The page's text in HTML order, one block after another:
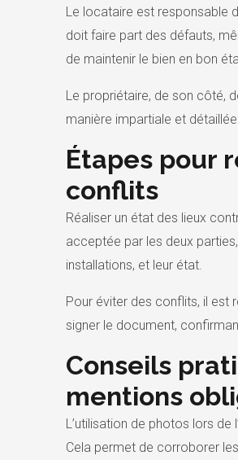
Le locataire est responsable
doit faire part des défauts,
de maintenir le bien en bon
Le propriétaire, de son côté,
manière impartiale et
Étapes pour
conflits
Réaliser un état des lieux
acceptée par les deux
installations, et leur état.
Pour éviter des conflits, il est
signer le document,
Conseils
mentions
L’utilisation de photos lors
Cela permet de corroborer